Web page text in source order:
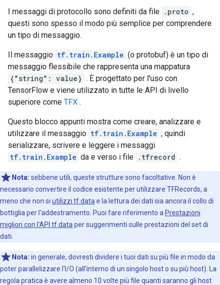
I messaggi di protocollo sono definiti da file .proto ,
questi sono spesso il modo più semplice per comprendere
un tipo di messaggio.
Il messaggio tf.train.Example (o protobuf) è un tipo di
messaggio flessibile che rappresenta una mappatura
{"string": value} . È progettato per l'uso con
TensorFlow e viene utilizzato in tutte le API di livello
superiore come TFX .
Questo blocco appunti mostra come creare, analizzare e
utilizzare il messaggio tf.train.Example , quindi
serializzare, scrivere e leggere i messaggi
tf.train.Example da e verso i file .tfrecord .
Nota: sebbene utili, queste strutture sono facoltative. Non è
necessario convertire il codice esistente per utilizzare TFRecords, a
meno che non si utilizzi tf.data e la lettura dei dati sia ancora il collo di
bottiglia per l'addestramento. Puoi fare riferimento a Prestazioni
migliori con l'API tf.data per suggerimenti sulle prestazioni del set di
dati.
Nota: in generale, dovresti dividere i tuoi dati su più file in modo da
poter parallelizzare l'I/O (all'interno di un singolo host o su più host). La
regola pratica è avere almeno 10 volte più file quanti saranno gli host